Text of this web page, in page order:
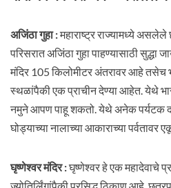
अजिंठा गुहा :महाराष्ट्र राज्यामध्ये
परिसरात अजिंठा गुहा पाहण्यासाठी
मंदिर 105 किलोमीटर अंतरावर आहे तसेच
स्थळांपैकी एक प्राचीन देण्या आहेत. येथे
नमुने आपण पाहू शकतो. येथे अनेक पर्यटक
घोड्याच्या नालाच्या आकाराच्या
घृष्णेश्वर मंदिर :घृष्णेश्वर हे एक महादेवाचे